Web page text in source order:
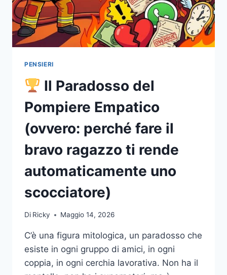
PENSIERI
Il Paradosso del
Pompiere Empatico
(ovvero: perché fare il
bravo ragazzo ti rende
automaticamente uno
scocciatore)
Di Ricky Maggio 14, 2026
C’è una figura mitologica, un paradosso che
esiste in ogni gruppo di amici, in ogni
coppia, in ogni cerchia lavorativa. Non ha il